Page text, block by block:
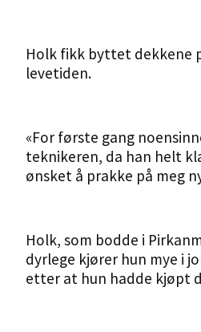
Holk fikk byttet dekkene
levetiden.
«For første gang
teknikeren, da han helt
ønsket å prakke på meg
Holk, som bodde i
dyrlege kjører hun mye i
etter at hun hadde kjøpt